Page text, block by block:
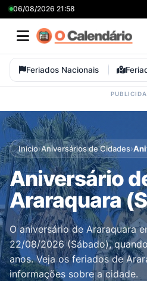
06/08/2026 21:58
Feriados Nacionais
Início›Aniversários de Cidades›
Aniversário
Araraquara
O aniversário de Araraquara
22/08/2026 (Sábado),
anos. Veja os feriados de
informações sobre a cidade.